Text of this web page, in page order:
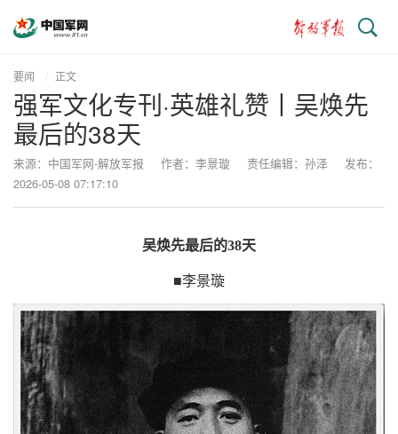
搜
索
要闻 正文
强军文化专刊·英雄礼赞丨吴焕先
最后的38天
来源：中国军网-解放军报 作者：李景璇 责任编辑：孙泽
发布：
2026-05-08 07:17:10
吴焕先最后的38天
■李景璇